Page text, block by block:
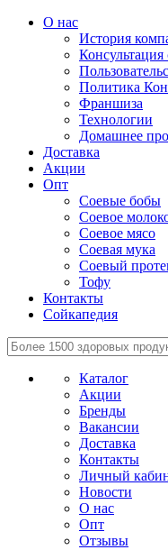
О нас
История
Консультация
Политика
Франшиза
Технологии
Домашнее
Доставка
Акции
Опт
Соевые бобы
Соевое
Соевое мясо
Соевая мука
Соевый
Тофу
Контакты
Сойкапедия
Каталог
Акции
Бренды
Вакансии
Доставка
Контакты
Личный
Новости
О нас
Опт
Отзывы